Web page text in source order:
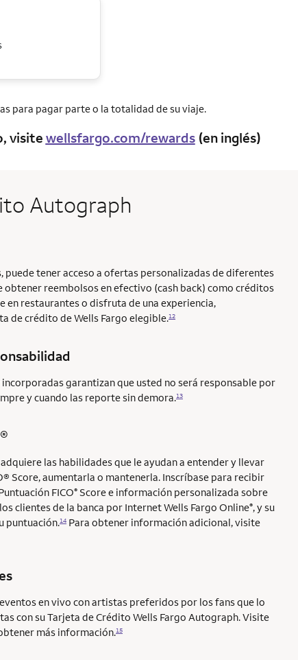
para pagar parte o la totalidad de su viaje.
visite wellsfargo.com/rewards(en inglés)
Autograph
puede tener acceso a ofertas personalizadas de diferentes
obtener reembolsos en efectivo (cash back) como créditos
en restaurantes o disfruta de una experiencia,
de crédito de Wells Fargo elegible.12
garantizan que usted no será responsable por
y cuando las reporte sin demora.13
adquiere las habilidades que le ayudan a entender y llevar
Score, aumentarla o mantenerla. Inscríbase para recibir
FICO® Score e información personalizada sobre
clientes de la banca por Internet Wells Fargo Online®, y su
puntuación.14 Para obtener información adicional, visite
en vivo con artistas preferidos por los fans que lo
con su Tarjeta de Crédito Wells Fargo Autograph. Visite
más información.15